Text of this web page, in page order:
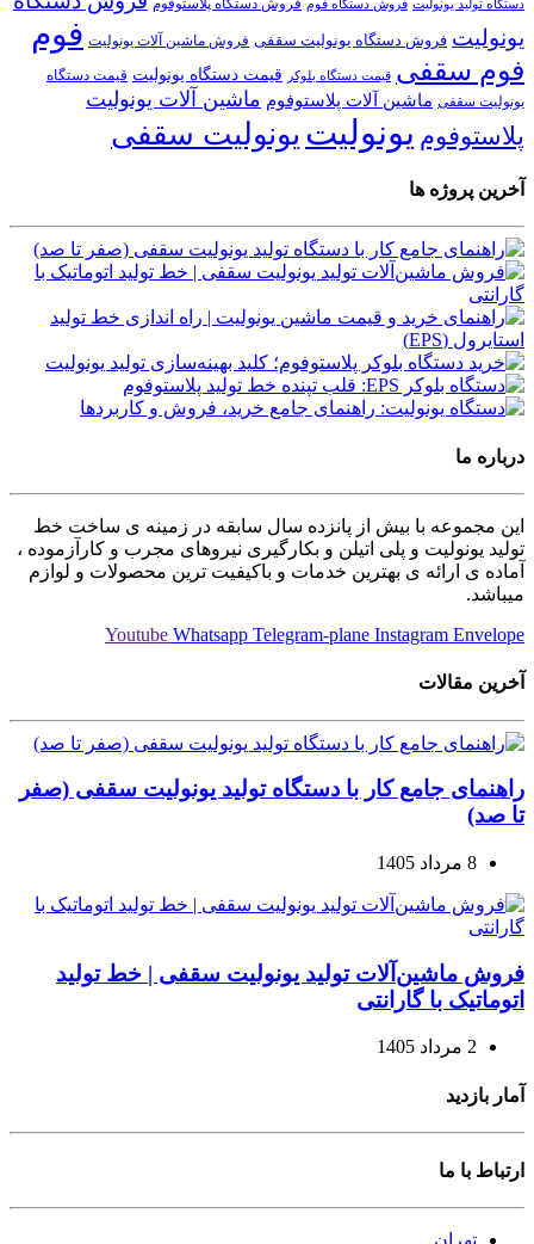
دستگاه تولید یونولیت فروش دستگاه فوم فروش دستگاه پلاستوفوم
یونولیت فروش دستگاه یونولیت سقفی فروش ماشین آلات یونولیت فوم
فوم سقفی قیمت دستگاه بلوکر قیمت دستگاه یونولیت قیمت دستگاه
یونولیت سقفی ماشین آلات پلاستوفوم ماشین آلات یونولیت
پلاستوفوم یونولیت یونولیت سقفی
آخرین پروژه ها
درباره ما
این مجموعه با بیش از پانزده سال سابقه در زمینه ی ساخت خط
تولید یونولیت و پلی اتیلن و بکارگیری نیروهای مجرب و کارآزموده ،
آماده ی ارائه ی بهترین خدمات و باکیفیت ترین محصولات و لوازم
میباشد.
Youtube Whatsapp Telegram-plane Instagram Envelope
آخرین مقالات
راهنمای جامع کار با دستگاه تولید یونولیت سقفی (صفر
تا صد)
8 مرداد 1405
فروش ماشین‌آلات تولید یونولیت سقفی | خط تولید
اتوماتیک با گارانتی
2 مرداد 1405
آمار بازدید
ارتباط با ما